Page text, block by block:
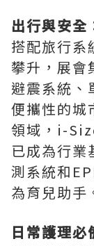
出行與安全
搭配旅行系
攀升，展會
避震系統、
便攜性的城
領域，i-
已成為行業
測系統和
為育兒助手
日常護理